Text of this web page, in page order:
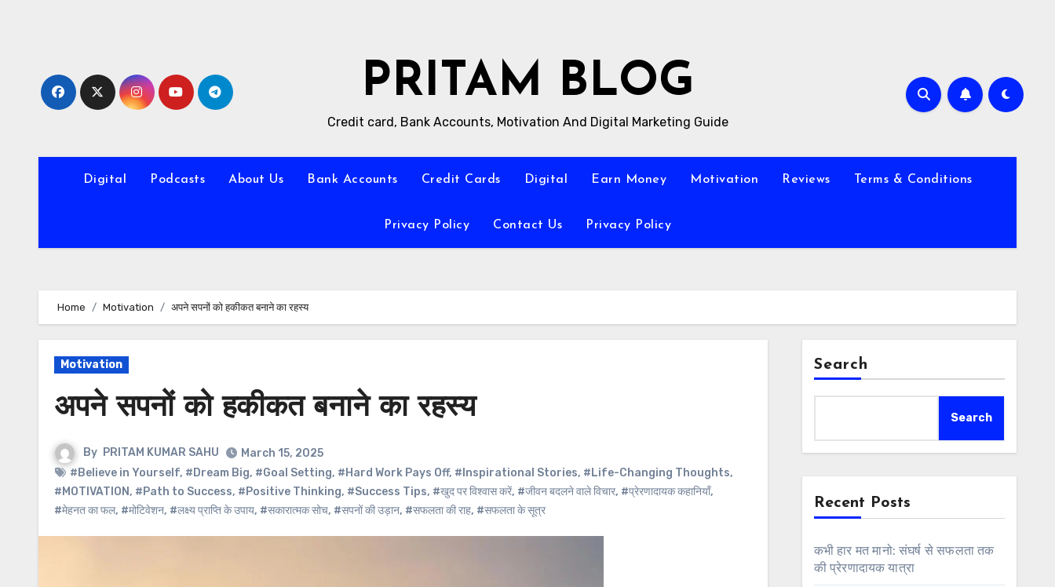
PRITAM BLOG
Credit card, Bank Accounts, Motivation And Digital Marketing Guide
Digital Podcasts About Us Bank Accounts Credit Cards Digital Earn Money Motivation Reviews Terms & Conditions
Privacy Policy Contact Us Privacy Policy
Home Motivation अपने सपनों को हकीकत बनाने का रहस्य
Motivation
अपने सपनों को हकीकत बनाने का रहस्य
By PRITAM KUMAR SAHU
March 15, 2025
#Believe in Yourself, #Dream Big, #Goal Setting, #Hard Work Pays Off, #Inspirational Stories, #Life-Changing Thoughts,
#MOTIVATION, #Path to Success, #Positive Thinking, #Success Tips, #खुद पर विश्वास करें, #जीवन बदलने वाले विचार, #प्रेरणादायक कहानियाँ,
#मेहनत का फल, #मोटिवेशन, #लक्ष्य प्राप्ति के उपाय, #सकारात्मक सोच, #सपनों की उड़ान, #सफलता की राह, #सफलता के सूत्र
Search
Search
Recent Posts
कभी हार मत मानो: संघर्ष से सफलता तक
की प्रेरणादायक यात्रा